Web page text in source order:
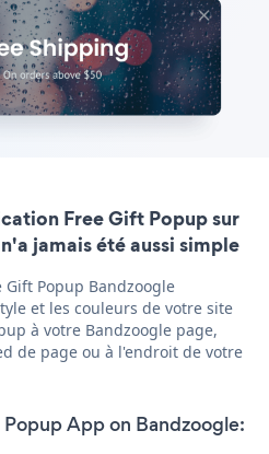
Free Gift Popup sur
jamais été aussi simple
Popup Bandzoogle
et les couleurs de votre site
à votre Bandzoogle page,
de page ou à l'endroit de votre
App on Bandzoogle: